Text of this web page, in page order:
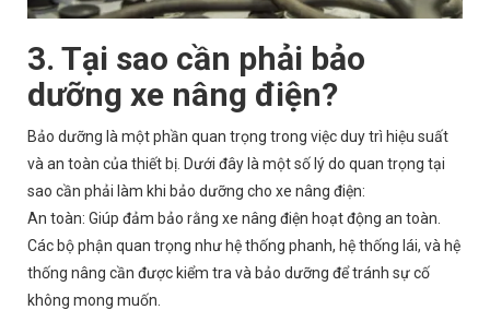
3. Tại sao cần phải bảo
dưỡng xe nâng điện?
Bảo dưỡng là một phần quan trọng trong việc duy trì hiệu suất
và an toàn của thiết bị. Dưới đây là một số lý do quan trọng tại
sao cần phải làm khi bảo dưỡng cho xe nâng điện:
An toàn: Giúp đảm bảo rằng xe nâng điện hoạt động an toàn.
Các bộ phận quan trọng như hệ thống phanh, hệ thống lái, và hệ
thống nâng cần được kiểm tra và bảo dưỡng để tránh sự cố
không mong muốn.